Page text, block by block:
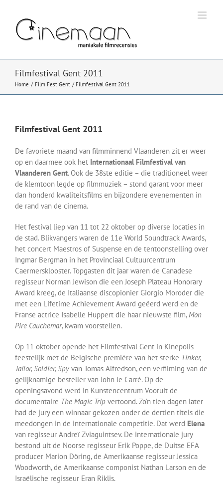
inhoud
Filmfestival Gent 2011
Home Film Fest Gent Filmfestival Gent 2011
Filmfestival Gent 2011
De favoriete maand van filmminnend Vlaanderen zit er weer
op en daarmee ook het Internationaal Filmfestival van
Vlaanderen Gent. Ook de 38ste editie – die traditioneel weer
de klemtoon legde op filmmuziek – stond garant voor meer
dan honderd kwaliteitsfilms en bijzondere evenementen in
de rand van de cinema.
Het festival liep van 11 tot 22 oktober op diverse locaties in
de stad. Blikvangers waren de 11e World Soundtrack Awards,
het concert Maestros of Suspense en de tentoonstelling over
Ingmar Bergman in het Provinciaal Cultuurcentrum
Caermersklooster. Topgasten dit jaar waren de Canadese
regisseur Norman Jewison die een Joseph Plateau Honorary
Award kreeg, de Italiaanse discopionier Giorgio Moroder die
met een Lifetime Achievement Award geëerd werd en de
Franse actrice Isabelle Huppert die haar nieuwste film, Mon
Pire Cauchemar, kwam voorstellen.
Op 11 oktober opende het Filmfestival Gent in Kinepolis
feestelijk met de Belgische première van het sterke Tinker,
Tailor, Soldier, Spy van Tomas Alfredson, een verfilming van de
gelijknamige besteller van John le Carré. Op de
openingsavond werd in Kunstencentrum Vooruit de
documentaire The Magic Trip vertoond. Zo’n tien dagen later
had de jury een winnaar gekozen onder de dertien titels die
meedongen in de internationale competitie. Dat werd Elena
van regisseur Andreï Zviaguintsev. De internationale jury
bestond uit de Noorse regisseur Erik Poppe, de Duitse EFA
producer Marion Döring, de Amerikaanse regisseur Jessica
Woodworth, de Amerikaanse componist Nathan Larson en de
Israëlische regisseur Eran Riklis.